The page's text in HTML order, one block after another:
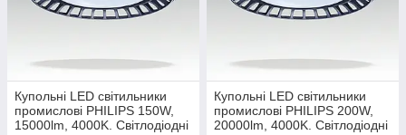
Купольні LED світильники
промислові PHILIPS 150W,
15000lm, 4000K. Світлодіодні
Купольні LED світильники
промислові PHILIPS 200W,
20000lm, 4000K. Світлодіодні